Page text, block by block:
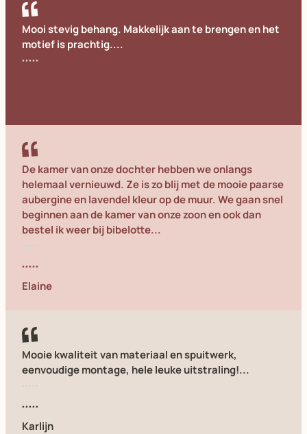
Mooi stevig behang. Makkelijk aan te brengen en het
motief is prachtig....
De kamer van onze dochter hebben we onlangs
helemaal vernieuwd. Ze is zo blij met de mooie paarse
aubergine en lavendel kleur op de muur. We gaan snel
beginnen aan de kamer van onze zoon en ook dan
bestel ik weer bij bibelotte...
Elaine
Mooie kwaliteit van materiaal en spuitwerk,
eenvoudige montage, hele leuke uitstraling!...
Karlijn